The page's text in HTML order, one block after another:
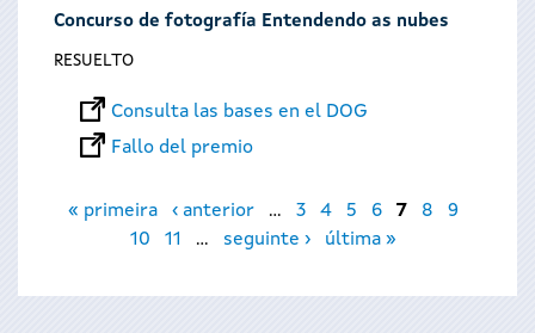
Concurso de fotografía Entendendo as nubes
RESUELTO
Consulta las bases en el DOG
Fallo del premio
Páginas
« primeira ‹ anterior … 3 4 5 6 7 8
9
10
11 … seguinte › última »